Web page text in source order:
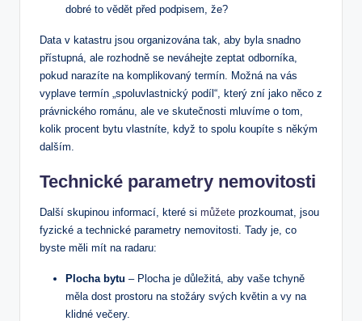
dobré to vědět ⁢před‍ podpisem, že?
Data v ⁤katastru jsou organizována ⁢tak, aby byla snadno
přístupná, ale rozhodně se neváhejte zeptat ‌odborníka,
pokud narazíte ⁣na komplikovaný termín. Možná na vás
vyplave termín „spoluvlastnický podíl“, který zní jako něco z⁢
právnického románu, ale ve skutečnosti mluvíme o tom,
kolik‍ procent bytu vlastníte, když to spolu koupíte ⁤s někým
dalším.
Technické ⁣parametry nemovitosti
Další skupinou⁢ informací, které⁢ si můžete prozkoumat, ⁢jsou⁤
fyzické a‍ technické parametry⁢ nemovitosti.⁣ Tady je, co
⁤byste měli mít ‍na‌ radaru:
Plocha bytu – Plocha je důležitá, aby vaše tchyně
měla dost prostoru na​ stožáry ⁢svých květin a vy na
klidné večery.